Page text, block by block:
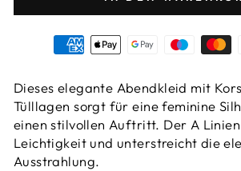
Dieses elegante Abendkleid mit
Tülllagen sorgt für eine feminine
einen stilvollen Auftritt. Der A
Leichtigkeit und unterstreicht die
Ausstrahlung.